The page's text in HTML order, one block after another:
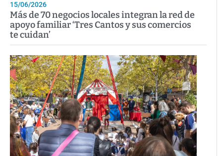
15/06/2026
Más de 70 negocios locales integran la red de
apoyo familiar ‘Tres Cantos y sus comercios
te cuidan’